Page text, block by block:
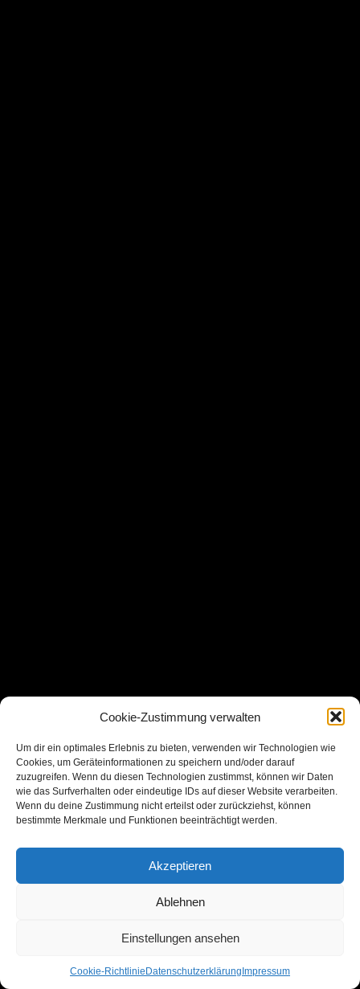
Cookie-Zustimmung verwalten
Um dir ein optimales Erlebnis zu bieten, verwenden wir Technologien wie
Cookies, um Geräteinformationen zu speichern und/oder darauf
zuzugreifen. Wenn du diesen Technologien zustimmst, können wir Daten
wie das Surfverhalten oder eindeutige IDs auf dieser Website verarbeiten.
Wenn du deine Zustimmung nicht erteilst oder zurückziehst, können
bestimmte Merkmale und Funktionen beeinträchtigt werden.
Akzeptieren
Ablehnen
Einstellungen ansehen
Cookie-Richtlinie Datenschutzerklärung Impressum